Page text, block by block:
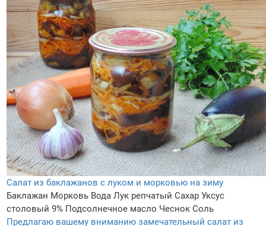
Салат из баклажанов с луком и морковью на зиму
Баклажан Морковь Вода Лук репчатый Сахар Уксус
столовый 9% Подсолнечное масло Чеснок Соль
Предлагаю вашему вниманию замечательный салат из